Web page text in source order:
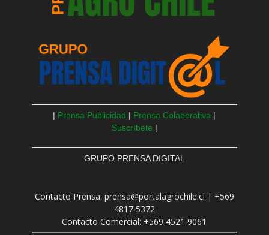
| Prensa Publicidad | Prensa Colaborativa |
Suscríbete |
GRUPO PRENSA DIGITAL
Contacto Prensa: prensa@portalagrochile.cl | +569
4817 5372
Contacto Comercial: +569 4521 9061